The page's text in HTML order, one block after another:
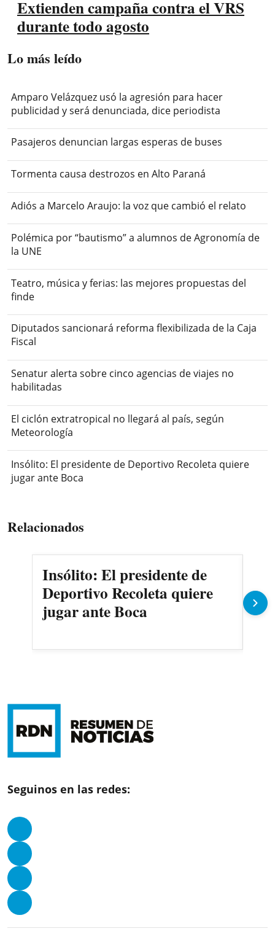
Extienden campaña contra el VRS
durante todo agosto
Lo más leído
Amparo Velázquez usó la agresión para hacer
publicidad y será denunciada, dice periodista
Pasajeros denuncian largas esperas de buses
Tormenta causa destrozos en Alto Paraná
Adiós a Marcelo Araujo: la voz que cambió el relato
Polémica por “bautismo” a alumnos de Agronomía de
la UNE
Teatro, música y ferias: las mejores propuestas del
finde
Diputados sancionará reforma flexibilizada de la Caja
Fiscal
Senatur alerta sobre cinco agencias de viajes no
habilitadas
El ciclón extratropical no llegará al país, según
Meteorología
Insólito: El presidente de Deportivo Recoleta quiere
jugar ante Boca
Relacionados
Insólito: El presidente de
Deportivo Recoleta quiere
jugar ante Boca
Seguinos en las redes: